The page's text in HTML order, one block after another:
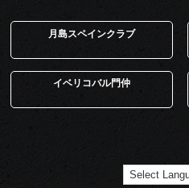
月島スペインクラブ
イベリコバル門仲